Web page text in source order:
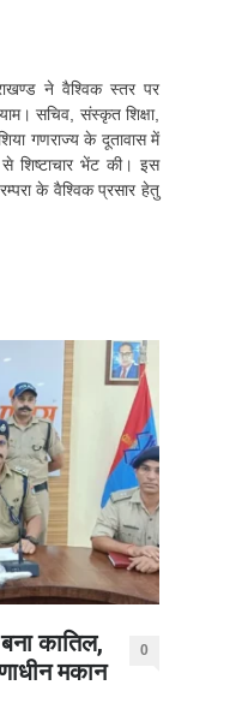
ने वैश्विक स्तर पर
सचिव, संस्कृत शिक्षा,
गणराज्य के दूतावास में
से शिष्टाचार भेंट की। इस
के वैश्विक प्रसार हेतु
कातिल,
मकान
0